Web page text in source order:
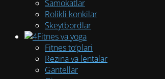
Samokatlar
Rolikli konkilar
Skeytbordlar
Fitnes va yoga
Fitnes to‘plari
Rezina va lentalar
Gantellar